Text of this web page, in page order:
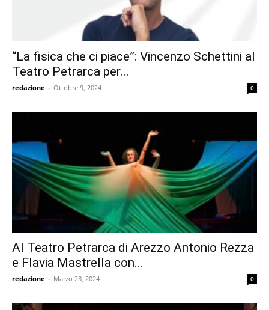
“La fisica che ci piace”: Vincenzo Schettini al
Teatro Petrarca per...
redazione - Ottobre 9, 2024 0
Al Teatro Petrarca di Arezzo Antonio Rezza
e Flavia Mastrella con...
redazione - Marzo 23, 2024 0